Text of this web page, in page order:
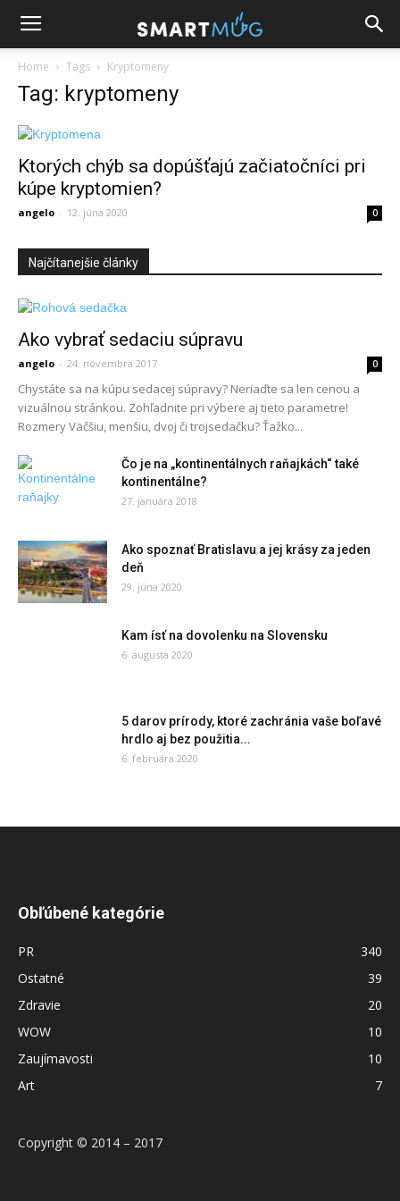
Home Tags Kryptomeny
Tag: kryptomeny
Ktorých chýb sa dopúšťajú začiatočníci pri
kúpe kryptomien?
angelo - 12. júna 2020 0
Najčítanejšie články
Ako vybrať sedaciu súpravu
angelo - 24. novembra 2017 0
Chystáte sa na kúpu sedacej súpravy? Neriaďte sa len cenou a
vizuálnou stránkou. Zohľadnite pri výbere aj tieto parametre!
Rozmery Väčšiu, menšiu, dvoj či trojsedačku? Ťažko...
Čo je na „kontinentálnych raňajkách“ také
kontinentálne?
27. januára 2018
Ako spoznať Bratislavu a jej krásy za jeden
deň
29. júna 2020
Kam ísť na dovolenku na Slovensku
6. augusta 2020
5 darov prírody, ktoré zachránia vaše boľavé
hrdlo aj bez použitia...
6. februára 2020
Obľúbené kategórie
PR
340
Ostatné
39
Zdravie
20
WOW
10
Zaujímavosti
10
Art
7
Copyright © 2014 – 2017